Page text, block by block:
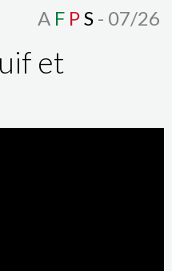
A F PS - 07/26
et